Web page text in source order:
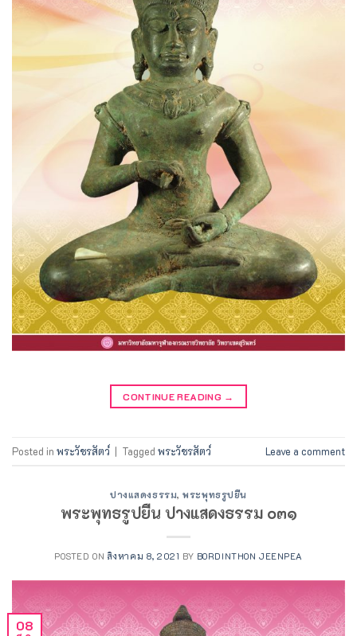
CONTINUE READING →
Posted in พระวัชรสัตว์ | Tagged พระวัชรสัตว์ Leave a comment
ปางแสดงธรรม,พระพุทธรูปยืน
พระพุทธรูปยืน ปางแสดงธรรม ๐๓๑
POSTED ON สิงหาคม 8, 2021 BY BORDINTHON JEENPEA
08